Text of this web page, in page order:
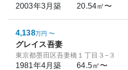
2003年3月築 20.54㎡〜
4,138万円 〜
グレイス吾妻
東京都墨田区吾妻橋１丁目３−３
1981年4月築 64.5㎡〜